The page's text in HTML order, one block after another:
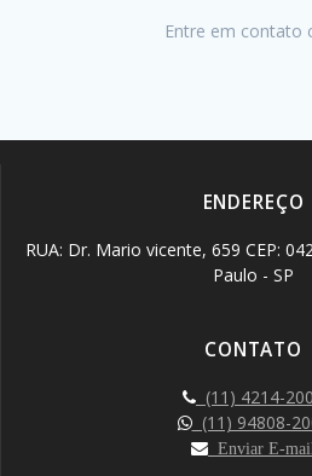
Entre em contato
ENDEREÇO
RUA: Dr. Mario vicente, 659 CEP:
Paulo - SP
CONTATO
(11) 4214-
(11) 94808-
Enviar E-mail